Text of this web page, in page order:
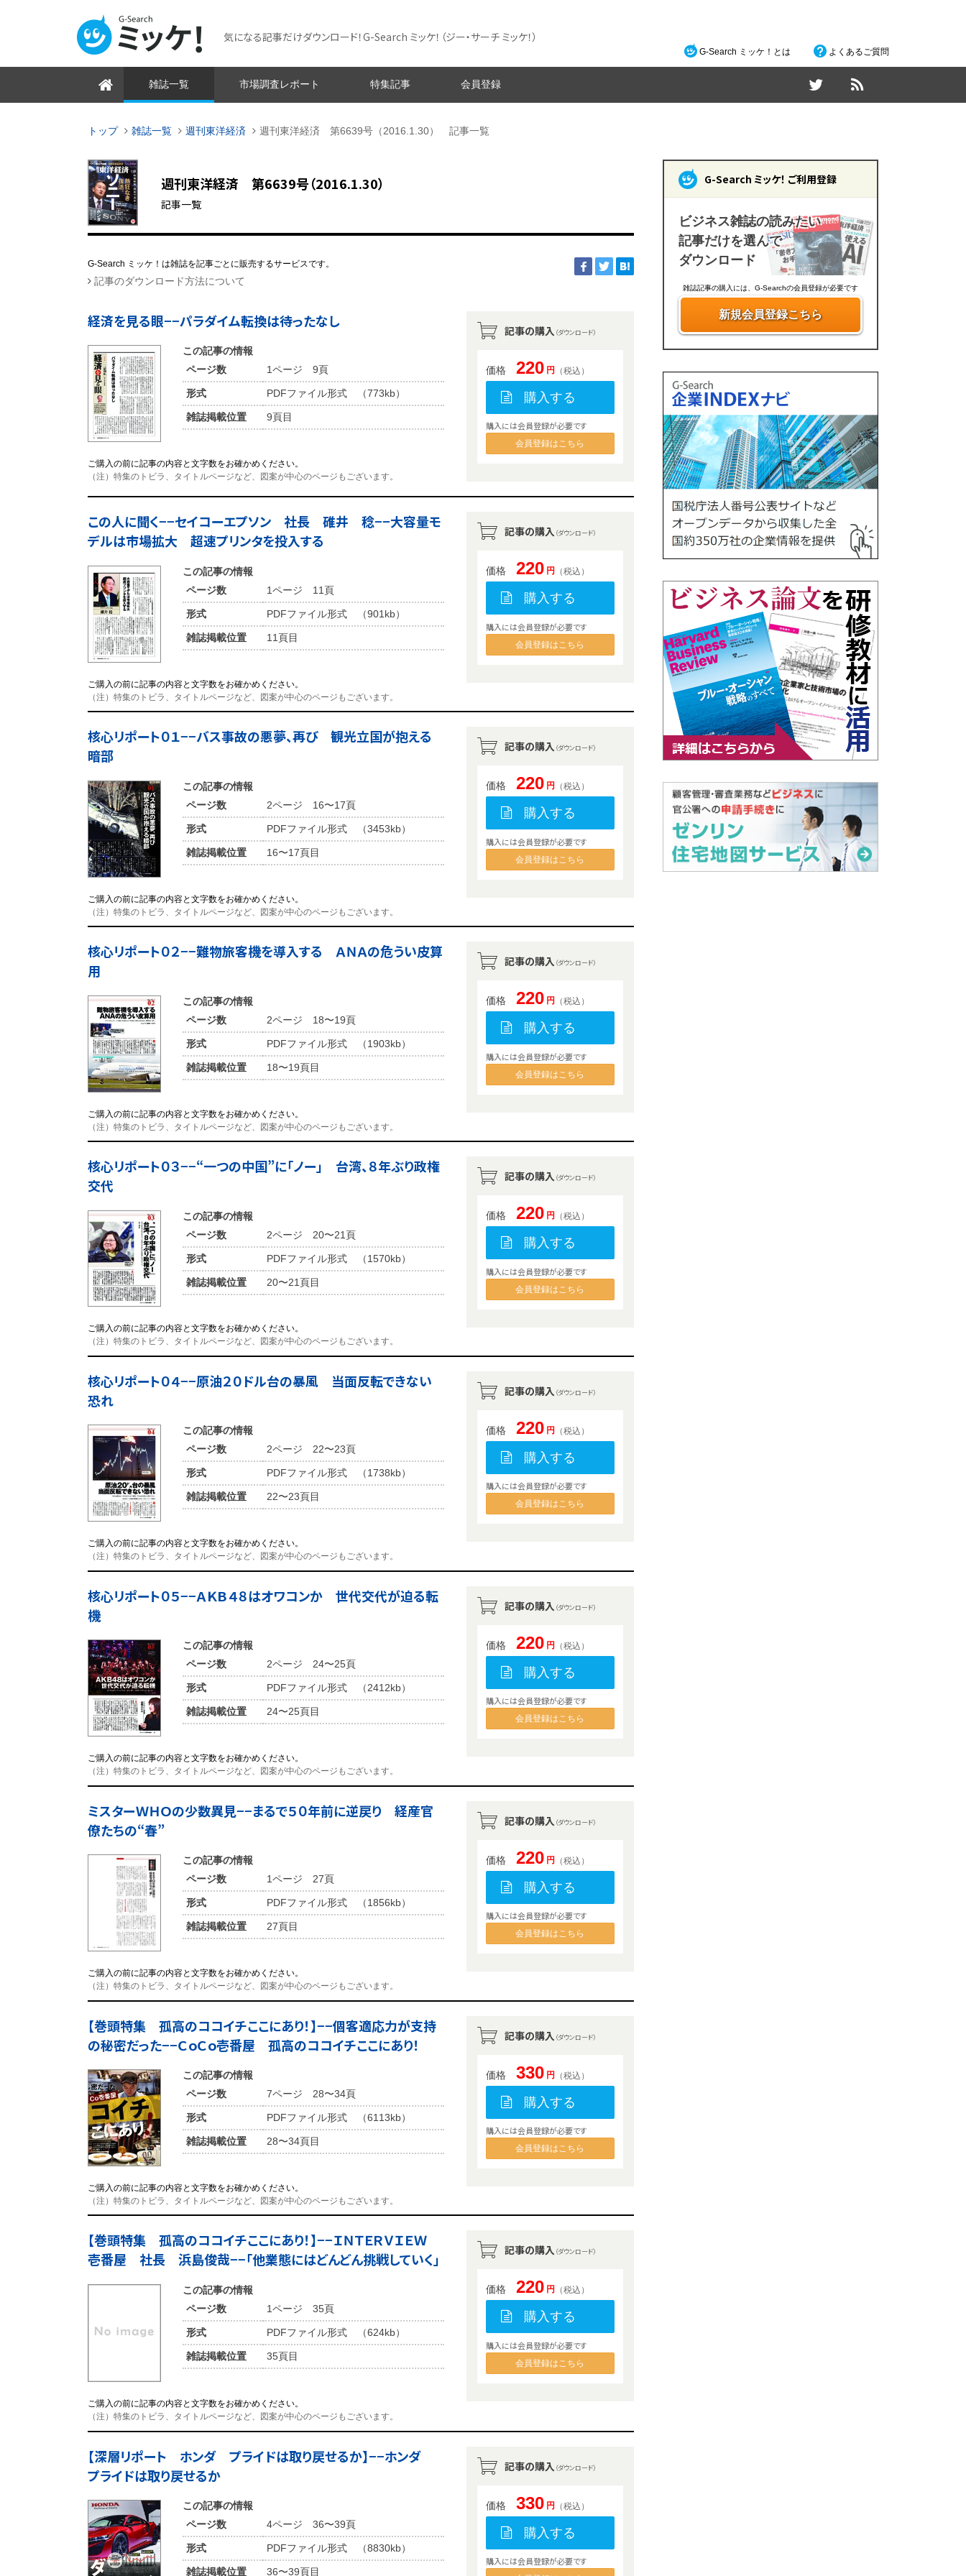
気になる記事だけダウンロード！G-Search ミッケ！ （ジー・サーチ ミッケ！）
G-Search ミッケ！とは よくあるご質問
雑誌一覧 市場調査レポート 特集記事 会員登録
トップ 雑誌一覧 週刊東洋経済 週刊東洋経済 第6639号（2016.1.30） 記事一覧
週刊東洋経済 第6639号（2016.1.30）
記事一覧
G-Search ミッケ！は雑誌を記事ごとに販売するサービスです。
記事のダウンロード方法について
経済を見る眼−−パラダイム転換は待ったなし
この記事の情報
ページ数
1ページ 9頁
形式 PDFファイル形式 （773kb）
雑誌掲載位置 9頁目
ご購入の前に記事の内容と文字数をお確かめください。
（注）特集のトビラ、タイトルページなど、図案が中心のページもございます。
記事の購入 （ダウンロード）
価格 220 円（税込）
購入する
購入には会員登録が必要です
会員登録はこちら
この人に聞く−−セイコーエプソン 社長 碓井 稔−−大容量モ
デルは市場拡大 超速プリンタを投入する
この記事の情報
ページ数
1ページ 11頁
形式 PDFファイル形式 （901kb）
雑誌掲載位置 11頁目
ご購入の前に記事の内容と文字数をお確かめください。
（注）特集のトビラ、タイトルページなど、図案が中心のページもございます。
記事の購入 （ダウンロード）
価格 220 円（税込）
購入する
購入には会員登録が必要です
会員登録はこちら
核心リポート０１−−バス事故の悪夢、再び 観光立国が抱える
暗部
この記事の情報
ページ数
2ページ 16〜17頁
形式 PDFファイル形式 （3453kb）
雑誌掲載位置 16〜17頁目
ご購入の前に記事の内容と文字数をお確かめください。
（注）特集のトビラ、タイトルページなど、図案が中心のページもございます。
記事の購入 （ダウンロード）
価格 220 円（税込）
購入する
購入には会員登録が必要です
会員登録はこちら
核心リポート０２−−難物旅客機を導入する ＡＮＡの危うい皮算
用
この記事の情報
ページ数
2ページ 18〜19頁
形式 PDFファイル形式 （1903kb）
雑誌掲載位置 18〜19頁目
ご購入の前に記事の内容と文字数をお確かめください。
（注）特集のトビラ、タイトルページなど、図案が中心のページもございます。
記事の購入 （ダウンロード）
価格 220 円（税込）
購入する
購入には会員登録が必要です
会員登録はこちら
核心リポート０３−−“一つの中国”に「ノー」 台湾、８年ぶり政権
交代
この記事の情報
ページ数
2ページ 20〜21頁
形式 PDFファイル形式 （1570kb）
雑誌掲載位置 20〜21頁目
ご購入の前に記事の内容と文字数をお確かめください。
（注）特集のトビラ、タイトルページなど、図案が中心のページもございます。
記事の購入 （ダウンロード）
価格 220 円（税込）
購入する
購入には会員登録が必要です
会員登録はこちら
核心リポート０４−−原油２０ドル台の暴風 当面反転できない
恐れ
この記事の情報
ページ数
2ページ 22〜23頁
形式 PDFファイル形式 （1738kb）
雑誌掲載位置 22〜23頁目
ご購入の前に記事の内容と文字数をお確かめください。
（注）特集のトビラ、タイトルページなど、図案が中心のページもございます。
記事の購入 （ダウンロード）
価格 220 円（税込）
購入する
購入には会員登録が必要です
会員登録はこちら
核心リポート０５−−ＡＫＢ４８はオワコンか 世代交代が迫る転
機
この記事の情報
ページ数
2ページ 24〜25頁
形式 PDFファイル形式 （2412kb）
雑誌掲載位置 24〜25頁目
ご購入の前に記事の内容と文字数をお確かめください。
（注）特集のトビラ、タイトルページなど、図案が中心のページもございます。
記事の購入 （ダウンロード）
価格 220 円 （税込）
購入する
購入には会員登録が必要です
会員登録はこちら
ミスターＷＨＯの少数異見−−まるで５０年前に逆戻り 経産官
僚たちの“春”
この記事の情報
ページ数
1ページ 27頁
形式 PDFファイル形式 （1856kb）
雑誌掲載位置 27頁目
ご購入の前に記事の内容と文字数をお確かめください。
（注）特集のトビラ、タイトルページなど、図案が中心のページもございます。
記事の購入 （ダウンロード）
価格 220 円 （税込）
購入する
購入には会員登録が必要です
会員登録はこちら
【巻頭特集 孤高のココイチここにあり！】−−個客適応力が支持
の秘密だった−−ＣｏＣｏ壱番屋 孤高のココイチここにあり！
この記事の情報
ページ数
7ページ 28〜34頁
形式 PDFファイル形式 （6113kb）
雑誌掲載位置 28〜34頁目
ご購入の前に記事の内容と文字数をお確かめください。
（注）特集のトビラ、タイトルページなど、図案が中心のページもございます。
記事の購入 （ダウンロード）
価格 330 円 （税込）
購入する
購入には会員登録が必要です
会員登録はこちら
【巻頭特集 孤高のココイチここにあり！】−−ＩＮＴＥＲＶＩＥＷ
壱番屋 社長 浜島俊哉−−「他業態にはどんどん挑戦していく」
この記事の情報
ページ数
1ページ 35頁
形式 PDFファイル形式 （624kb）
雑誌掲載位置 35頁目
ご購入の前に記事の内容と文字数をお確かめください。
（注）特集のトビラ、タイトルページなど、図案が中心のページもございます。
記事の購入 （ダウンロード）
価格 220 円（税込）
購入する
購入には会員登録が必要です
会員登録はこちら
【深層リポート ホンダ プライドは取り戻せるか】−−ホンダ
プライドは取り戻せるか
この記事の情報
ページ数
4ページ 36〜39頁
形式 PDFファイル形式 （8830kb）
雑誌掲載位置 36〜39頁目
記事の購入 （ダウンロード）
価格 330 円 （税込）
購入する
購入には会員登録が必要です
G-Search ミッケ！ ご利用登録
ビジネス雑誌の読みたい
記事だけを選んで
ダウンロード
雑誌記事の購入には、G-Searchの会員登録が必要です
新規会員登録こちら